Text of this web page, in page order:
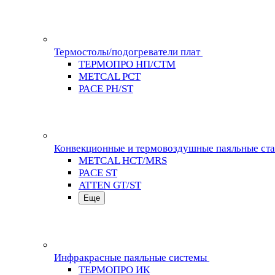
Термостолы/подогреватели плат
ТЕРМОПРО НП/СТМ
METCAL PCT
PACE PH/ST
Конвекционные и термовоздушные паяльные
METCAL HCT/MRS
PACE ST
ATTEN GT/ST
Еще
Инфракрасные паяльные системы
ТЕРМОПРО ИК